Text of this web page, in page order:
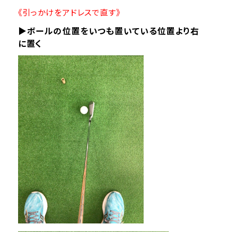
《引っかけをアドレスで直す》
▶ボールの位置をいつも置いている位置より右
に置く